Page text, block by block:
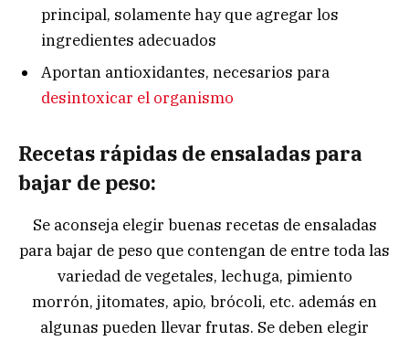
principal, solamente hay que agregar los
ingredientes adecuados
Aportan antioxidantes, necesarios para
desintoxicar el organismo
Recetas rápidas de ensaladas para
bajar de peso:
Se aconseja elegir buenas recetas de ensaladas
para bajar de peso que contengan de entre toda las
variedad de vegetales, lechuga, pimiento
morrón, jitomates, apio, brócoli, etc. además en
algunas pueden llevar frutas. Se deben elegir